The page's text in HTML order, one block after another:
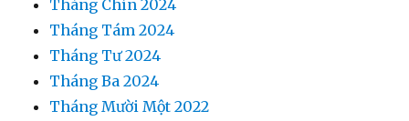
Tháng Chín 2024
Tháng Tám 2024
Tháng Tư 2024
Tháng Ba 2024
Tháng Mười Một 2022